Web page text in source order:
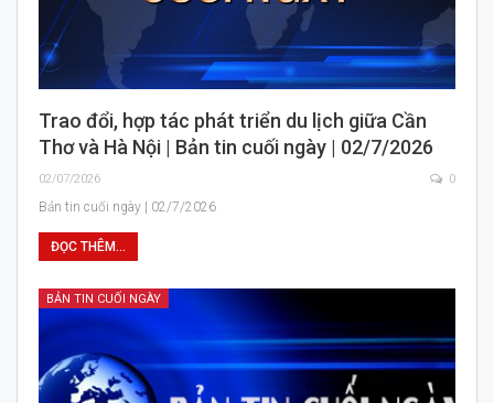
Trao đổi, hợp tác phát triển du lịch giữa Cần
Thơ và Hà Nội | Bản tin cuối ngày | 02/7/2026
02/07/2026 0
Bản tin cuối ngày | 02/7/2026
ĐỌC THÊM...
BẢN TIN CUỐI NGÀY